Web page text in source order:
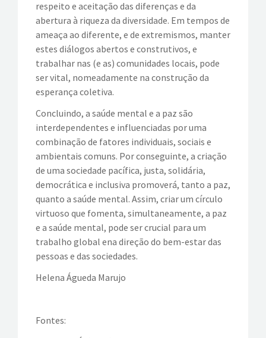
respeito e aceitação das diferenças e da
abertura à riqueza da diversidade. Em tempos de
ameaça ao diferente, e de extremismos, manter
estes diálogos abertos e construtivos, e
trabalhar nas (e as) comunidades locais, pode
ser vital, nomeadamente na construção da
esperança coletiva.
Concluindo, a saúde mental e a paz são
interdependentes e influenciadas por uma
combinação de fatores individuais, sociais e
ambientais comuns. Por conseguinte, a criação
de uma sociedade pacífica, justa, solidária,
democrática e inclusiva promoverá, tanto a paz,
quanto a saúde mental. Assim, criar um círculo
virtuoso que fomenta, simultaneamente, a paz
e a saúde mental, pode ser crucial para um
trabalho global ena direção do bem-estar das
pessoas e das sociedades.
Helena Águeda Marujo
Fontes: